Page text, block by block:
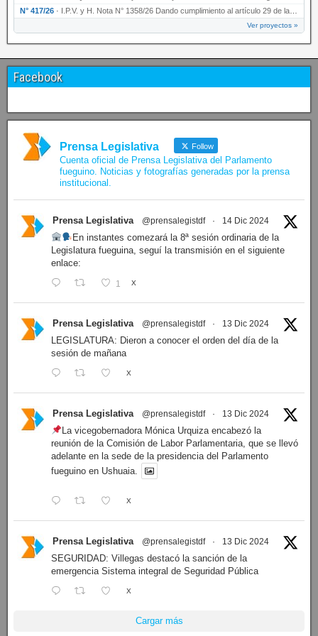
N° 417/26 · I.P.V. y H. Nota N° 1358/26 Dando cumplimiento al artículo 29 de la Ley provincial N° 1399…
Ver proyectos »
Facebook
Prensa Legislativa Follow
Cuenta oficial de Prensa Legislativa del Parlamento
fueguino. Noticias y fotografías generadas por la prensa
institucional.
Prensa Legislativa @prensalegistdf · 14 Dic 2024
En instantes comezará la 8ª sesión ordinaria de la
Legislatura fueguina, seguí la transmisión en el siguiente
enlace:
1 X
Prensa Legislativa @prensalegistdf · 13 Dic 2024
LEGISLATURA: Dieron a conocer el orden del día de la
sesión de mañana
X
Prensa Legislativa @prensalegistdf · 13 Dic 2024
La vicegobernadora Mónica Urquiza encabezó la
reunión de la Comisión de Labor Parlamentaria, que se llevó
adelante en la sede de la presidencia del Parlamento
fueguino en Ushuaia.
X
Prensa Legislativa @prensalegistdf · 13 Dic 2024
SEGURIDAD: Villegas destacó la sanción de la
emergencia Sistema integral de Seguridad Pública
X
Cargar más